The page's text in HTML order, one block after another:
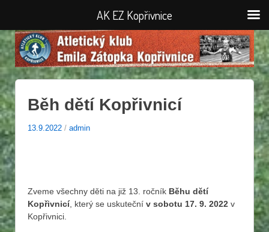
Běh dětí Kopřivnicí
13.9.2022 / admin
Zveme všechny děti na již 13. ročník Běhu dětí
Kopřivnicí, který se uskuteční v sobotu 17. 9. 2022 v
Kopřivnici.
AK EZ Kopřivnice